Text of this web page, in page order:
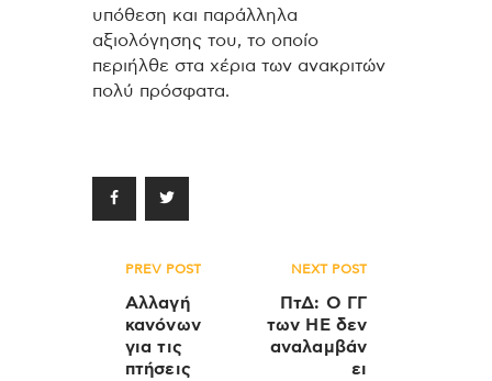
υπόθεση και παράλληλα
αξιολόγησης του, το οποίο
περιήλθε στα χέρια των ανακριτών
πολύ πρόσφατα.
Πλοήγηση
άρθρων
PREV POST
Αλλαγή
κανόνων
για τις
πτήσεις
NEXT POST
ΠτΔ: Ο ΓΓ
των ΗΕ δεν
αναλαμβάν
ει